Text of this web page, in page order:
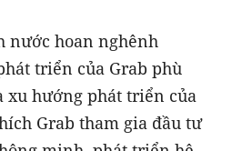
nước hoan nghênh
triển của Grab phù
hướng phát triển của
Grab tham gia đầu tư